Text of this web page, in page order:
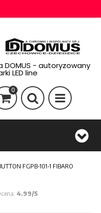
DOMUS - autoryzowany
LED line
0
FGPB-101-1 FIBARO
4.99/5